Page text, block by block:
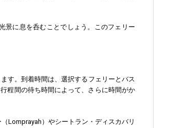
景に息を呑むことでしょう。このフェリー
す。到着時間は、選択するフェリーとバス
程間の待ち時間によって、さらに時間がか
Lomprayah）やシートラン・ディスカバリ